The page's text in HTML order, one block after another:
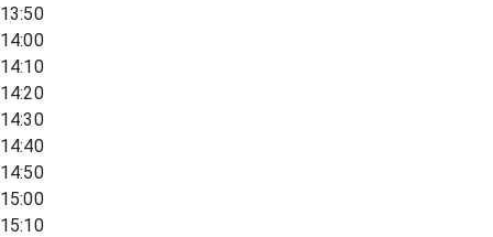
13:50
14:00
14:10
14:20
14:30
14:40
14:50
15:00
15:10